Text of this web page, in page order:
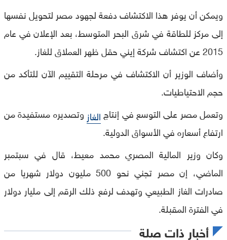
ويمكن أن يوفر هذا الاكتشاف دفعة لجهود مصر لتحويل نفسها
إلى مركز للطاقة في شرق البحر المتوسط، بعد الإعلان في عام
2015 عن اكتشاف شركة إيني حقل ظهر العملاق للغاز.
وأضاف الوزير أن الاكتشاف في مرحلة التقييم الآن للتأكد من
حجم الاحتياطيات.
وتعمل مصر على التوسع في إنتاج الغاز وتصديره مستفيدة من
ارتفاع أسعاره في الأسواق الدولية.
وكان وزير المالية المصري محمد معيط، قال في سبتمبر
الماضي، إن مصر تجني نحو 500 مليون دولار شهريا من
صادرات الغاز الطبيعي وتهدف لرفع ذلك الرقم إلى مليار دولار
في الفترة المقبلة.
أخبار ذات صلة